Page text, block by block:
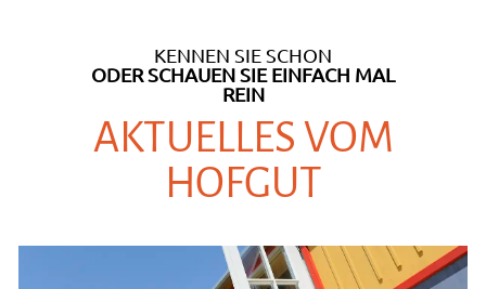
KENNEN SIE SCHON
ODER SCHAUEN SIE EINFACH MAL
REIN
AKTUELLES VOM
HOFGUT